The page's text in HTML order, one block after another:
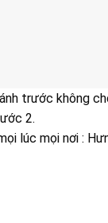
trước không
2.
lúc mọi nơi :